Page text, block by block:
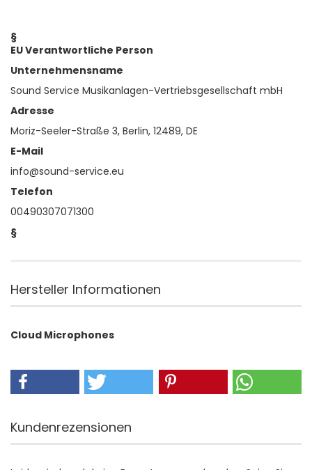
§
EU Verantwortliche Person
Unternehmensname
Sound Service Musikanlagen-Vertriebsgesellschaft mbH
Adresse
Moriz-Seeler-Straße 3, Berlin, 12489, DE
E-Mail
info@sound-service.eu
Telefon
00490307071300
§
Hersteller Informationen
Cloud Microphones
Kundenrezensionen